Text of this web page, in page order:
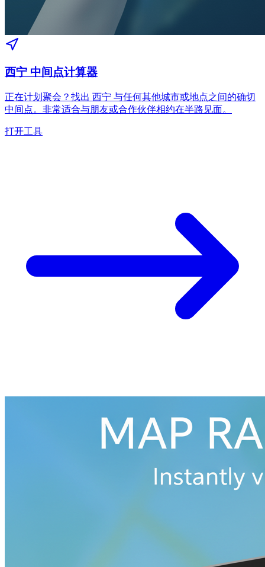
西宁 中间点计算器
正在计划聚会？找出 西宁 与任何其他城市或地点之间的确切
中间点。非常适合与朋友或合作伙伴相约在半路见面。
打开工具